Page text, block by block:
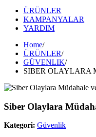
ÜRÜNLER
KAMPANYALAR
YARDIM
Home/
ÜRÜNLER/
GÜVENLIK/
SIBER OLAYLARA
Siber Olaylara
Kategori: Güvenlik